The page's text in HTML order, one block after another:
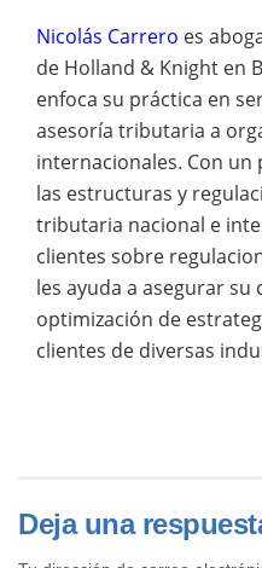
Nicolás Carrero es
de Holland & Knight en
enfoca su práctica en
asesoría tributaria a
internacionales. Con
las estructuras y
tributaria nacional e
clientes sobre
les ayuda a asegurar
optimización de
clientes de diversas
Deja una